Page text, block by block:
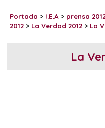
Portada > I.E.A > prensa 2012
2012 > La Verdad 2012 > La
La